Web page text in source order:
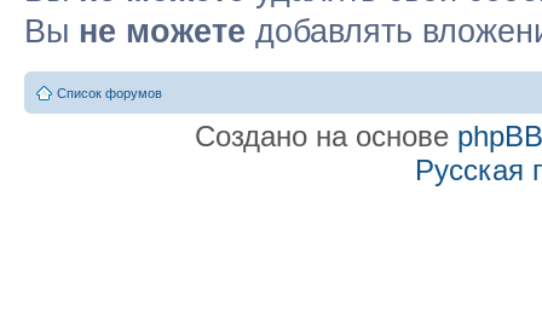
Вы не можете добавлять
Список форумов
Создано на основе phpBB
Русская